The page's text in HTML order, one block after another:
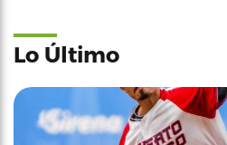
Lo Último